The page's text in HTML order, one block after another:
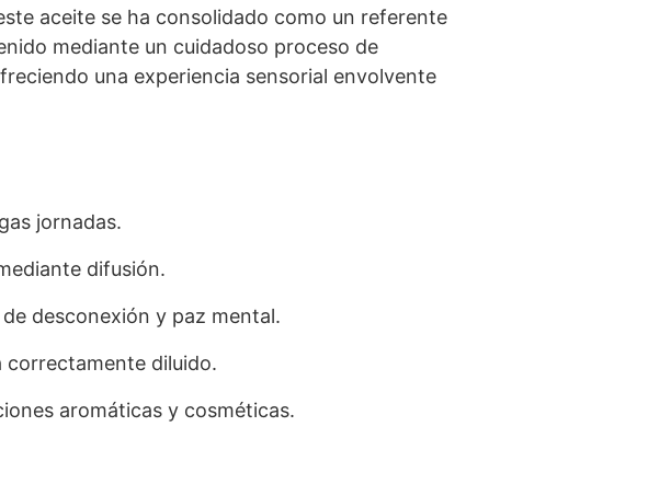
aceite se ha consolidado como un referente
mediante un cuidadoso proceso de
una experiencia sensorial envolvente
jornadas.
difusión.
desconexión y paz mental.
correctamente diluido.
aromáticas y cosméticas.